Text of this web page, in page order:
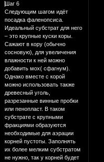
⃣⃣Шаг 6
Следующим шагом идёт
посадка фаленопсиса.
Идеальный субстрат для него
– это крупные куски коры.
Сажают в кору (обычно
сосновую), для увеличения
влажности к ней можно
добавить мох( сфагнум).
Однако вместе с корой
можно использовать также
древесный уголь,
разрезанные винные пробки
или пенопласт. В таком
субстрате с крупными
фракциями образуются
необходимые для аэрации
корней пустоты. Заполнять
их более мелким субстратом
не нужно, так у корней будет